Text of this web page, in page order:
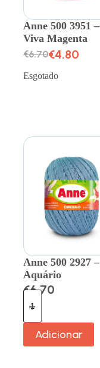
Anne 500 3951 –
Viva Magenta
€6.70€4.80
Esgotado
Anne 500 2927 –
Aquário
€6.70
Adicionar